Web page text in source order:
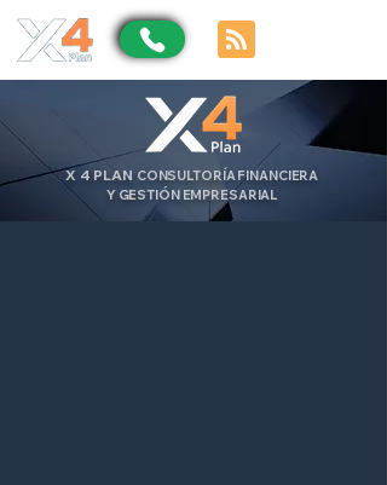
X 4 PLAN CONSULTORÍA FINANCIERA
Y GESTIÓN EMPRESARIAL